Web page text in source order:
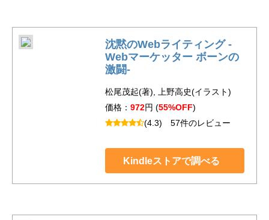
沈黙のWebライティング -
Webマーケッター ボーンの
激闘-
松尾茂起(著), 上野高史(イラスト)
価格： 972円 (55%OFF)
(4.3) 57件のレビュー
Kindleストアで調べる